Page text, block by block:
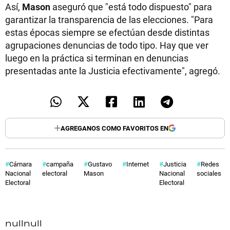
Así, Mason aseguró que "está todo dispuesto" para
garantizar la transparencia de las elecciones. "Para
estas épocas siempre se efectúan desde distintas
agrupaciones denuncias de todo tipo. Hay que ver
luego en la práctica si terminan en denuncias
presentadas ante la Justicia efectivamente", agregó.
AGREGANOS COMO FAVORITOS EN
Cámara
Nacional
Electoral
campaña
electoral
Gustavo
Mason
Internet
Justicia
Nacional
Electoral
Redes
sociales
nullnull